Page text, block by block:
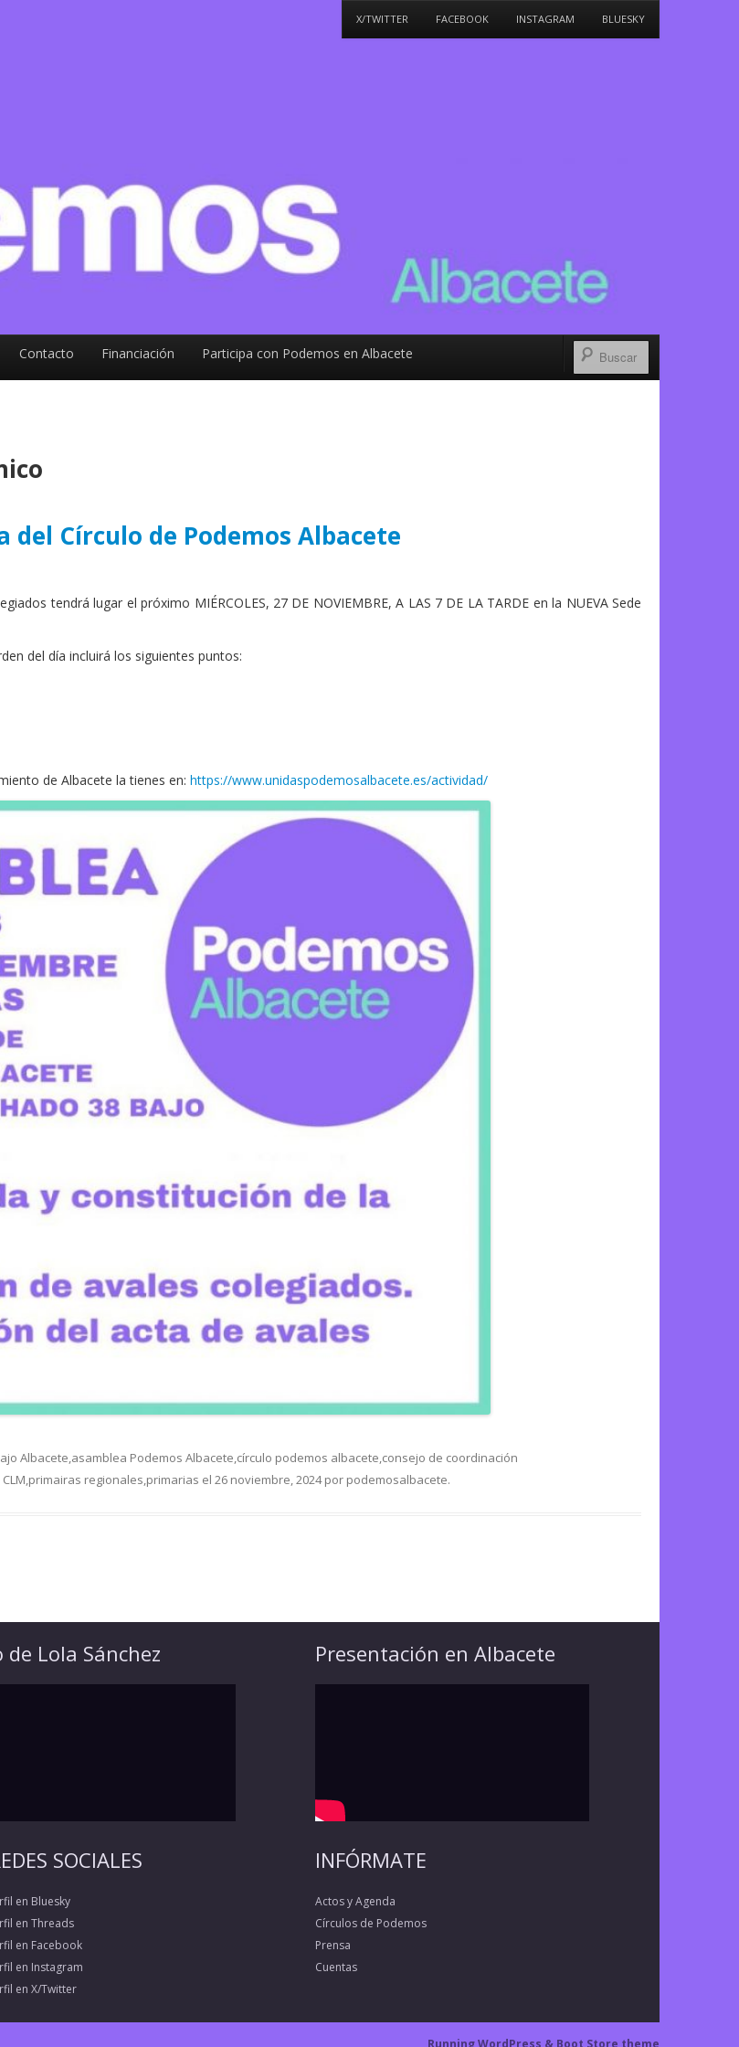
X/TWITTER FACEBOOK INSTAGRAM BLUESKY
Contacto Financiación Participa con Podemos en Albacete
Círculo de Podemos Albacete
tendrá lugar el próximo MIÉRCOLES, 27 DE NOVIEMBRE, A LAS 7 DE LA TARDE en la NUEVA Sede
del día incluirá los siguientes puntos:
de Albacete la tienes en: https://www.unidaspodemosalbacete.es/actividad/
Albacete,asamblea Podemos Albacete,círculo podemos albacete,consejo de coordinación
,primairas regionales,primarias el 26 noviembre, 2024por podemosalbacete.
de Lola Sánchez
SOCIALES
en Bluesky
en Threads
en Facebook
en Instagram
en X/Twitter
Presentación en Albacete
INFÓRMATE
Actos y Agenda
Círculos de Podemos
Prensa
Cuentas